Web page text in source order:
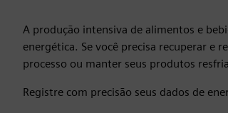
A produção intensiva de alimentos e
energética. Se você precisa recuperar e
processo ou manter seus produtos
Registre com precisão seus dados de